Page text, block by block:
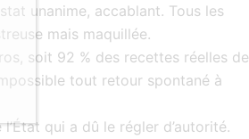
unanime, accablant. Tous les
mais maquillée.
soit 92 % des recettes réelles de
tout retour spontané à
qui a dû le régler d’autorité.